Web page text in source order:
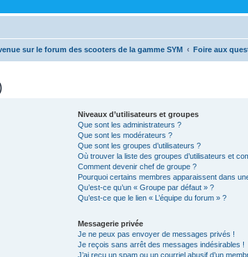
sur le forum des scooters de la gamme SYM Foire aux
Niveaux d’utilisateurs et groupes
Que sont les administrateurs ?
Que sont les modérateurs ?
Que sont les groupes d’utilisateurs ?
Où trouver la liste des groupes d’utilisateurs et
Comment devenir chef de groupe ?
Pourquoi certains membres apparaissent dans
Qu’est-ce qu’un « Groupe par défaut » ?
Qu’est-ce que le lien « L’équipe du forum » ?
Messagerie privée
Je ne peux pas envoyer de messages privés !
Je reçois sans arrêt des messages indésirables !
J’ai reçu un spam ou un courriel abusif d’un